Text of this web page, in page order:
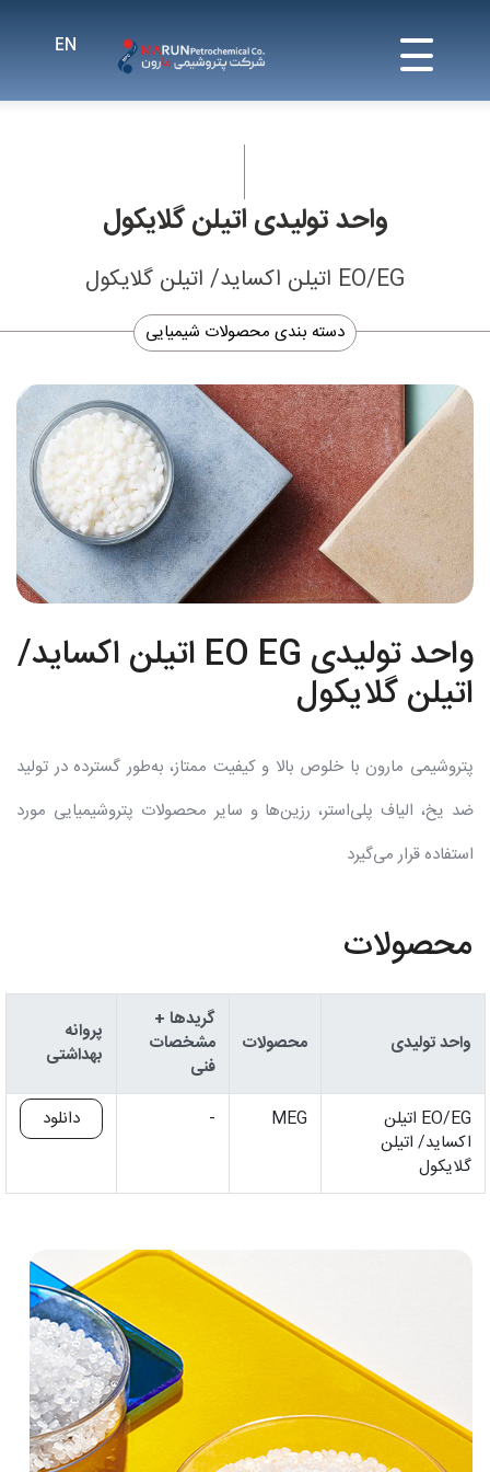
واحد تولیدی اتیلن گلایکول
EO/EG اتیلن اکساید/ اتیلن گلایکول
دسته بندی محصولات شیمیایی
واحد تولیدی EO EG اتیلن اکساید/
اتیلن گلایکول
پتروشیمی مارون با خلوص بالا و کیفیت ممتاز، به‌طور گسترده در تولید
ضد یخ، الیاف پلی‌استر، رزین‌ها و سایر محصولات پتروشیمیایی مورد
استفاده قرار می‌گیرد
محصولات
واحد تولیدی محصولات
گریدها +
مشخصات
فنی
پروانه
بهداشتی
EO/EG اتیلن
اکساید/ اتیلن
گلایکول
MEG
- دانلود